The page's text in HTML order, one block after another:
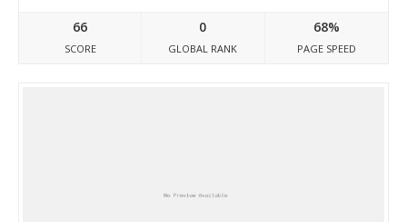
66
SCORE
0
GLOBAL RANK
68%
PAGE SPEED